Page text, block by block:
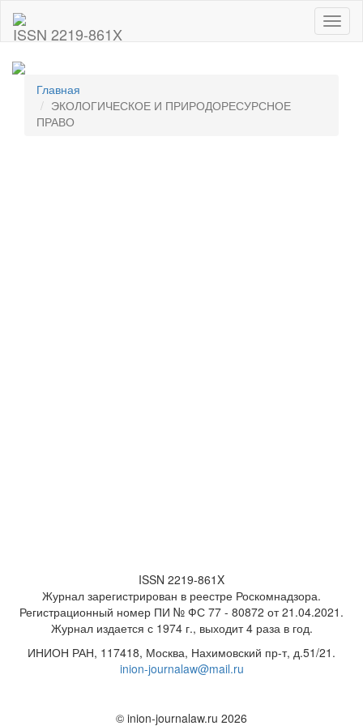
ISSN 2219-861X
Главная
ЭКОЛОГИЧЕСКОЕ И ПРИРОДОРЕСУРСНОЕ
ПРАВО
ISSN 2219-861X
Журнал зарегистрирован в реестре Роскомнадзора.
Регистрационный номер ПИ № ФС 77 - 80872 от 21.04.2021.
Журнал издается с 1974 г., выходит 4 раза в год.
ИНИОН РАН, 117418, Москва, Нахимовский пр-т, д.51/21.
inion-journalaw@mail.ru
© inion-journalaw.ru 2026